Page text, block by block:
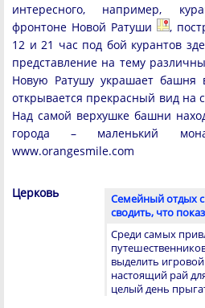
интересного, например,
фронтоне Новой Ратуши
,
12 и 21 час под бой курантов
представление на тему
Новую Ратушу украшает башня
открывается прекрасный вид на
Над самой верхушке башни
города – маленький
www.orangesmile.com
Семейный отдых
сводить, что
Среди самых
выделить
настоящий рай
целый день
Церковь